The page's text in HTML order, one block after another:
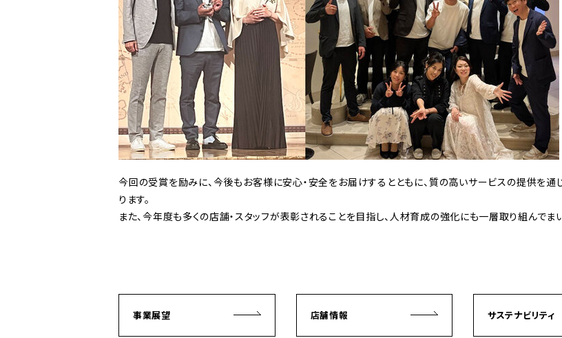
今回の受賞を励みに、今後もお客様に安心・安全をお届けするとともに、質の高いサービスの提供を通
ります。
また、今年度も多くの店舗・スタッフが表彰されることを目指し、人材育成の強化にも一層取り組んでまい
事業展望 店舗情報 サステナビリティ